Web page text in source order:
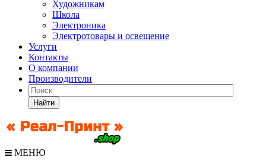
Художникам
Школа
Электроника
Электротовары и освещение
Услуги
Контакты
О компании
Производители
Найти
МЕНЮ